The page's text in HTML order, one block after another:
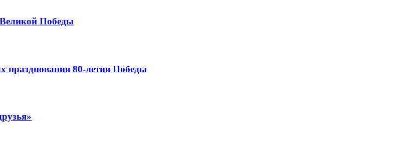
Победы
празднования 80-летия Победы